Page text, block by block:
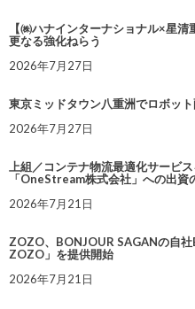
【㈱ハナインターナショナル×星
更なる強化ねらう
2026年7月27日
東京ミッドタウン八重洲でロボッ
2026年7月27日
上組／コンテナ物流最適化サービ
「OneStream株式会社」への出資
2026年7月21日
ZOZO、BONJOUR SAGANの自
ZOZO」を提供開始
2026年7月21日